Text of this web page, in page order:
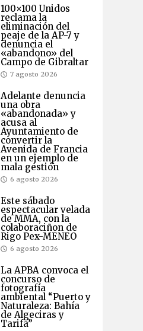
100×100 Unidos
reclama la
eliminación del
peaje de la AP-7 y
denuncia el
«abandono» del
Campo de Gibraltar
7 agosto 2026
Adelante denuncia
una obra
«abandonada» y
acusa al
Ayuntamiento de
convertir la
Avenida de Francia
en un ejemplo de
mala gestión
6 agosto 2026
Este sábado
espectacular velada
de MMA, con la
colaboraciñon de
Rigo Pex-MENEO
6 agosto 2026
La APBA convoca el
concurso de
fotografía
ambiental “Puerto y
Naturaleza: Bahía
de Algeciras y
Tarifa”